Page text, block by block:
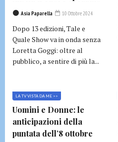
Asia Paparella 10 Ottobre 2024
Dopo 13 edizioni, Tale e
Quale Show va in onda senza
Loretta Goggi: oltre al
pubblico, a sentire di più la...
LA TV VISTA DA ME >>
Uomini e Donne: le
anticipazioni della
puntata dell’8 ottobre